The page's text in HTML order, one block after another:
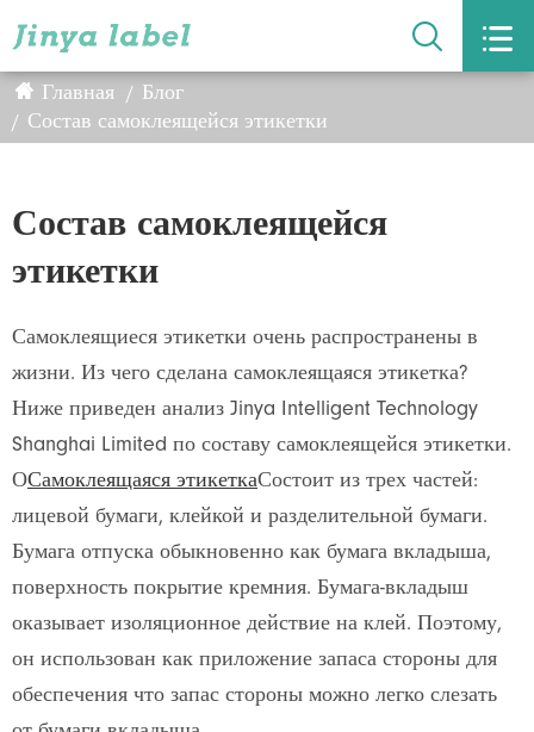
 
Главная
Блог
Состав самоклеящейся этикетки
Состав самоклеящейся
этикетки
Самоклеящиеся этикетки очень распространены в
жизни. Из чего сделана самоклеящаяся этикетка?
Ниже приведен анализ Jinya Intelligent Technology
Shanghai Limited по составу самоклеящейся этикетки.
ОСамоклеящаяся этикеткаСостоит из трех частей:
лицевой бумаги, клейкой и разделительной бумаги.
Бумага отпуска обыкновенно как бумага вкладыша,
поверхность покрытие кремния. Бумага-вкладыш
оказывает изоляционное действие на клей. Поэтому,
он использован как приложение запаса стороны для
обеспечения что запас стороны можно легко слезать